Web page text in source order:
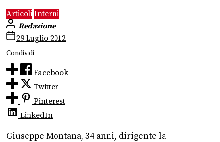
Articoli Interni
Redazione
29 Luglio 2012
Condividi
Facebook
Twitter
Pinterest
LinkedIn
Giuseppe Montana, 34 anni, dirigente la